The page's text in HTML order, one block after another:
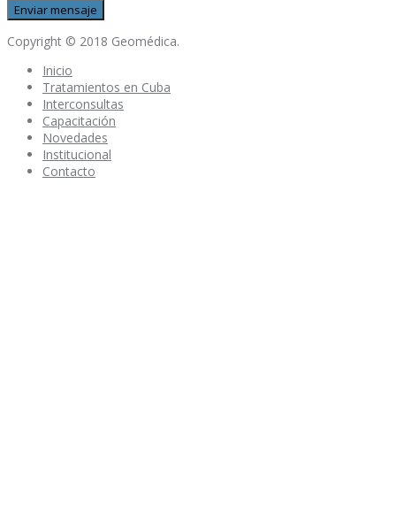
Copyright © 2018 Geomédica.
Inicio
Tratamientos en Cuba
Interconsultas
Capacitación
Novedades
Institucional
Contacto